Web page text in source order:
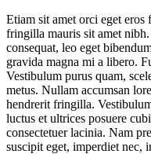
Etiam sit amet orci eget
fringilla mauris sit amet
consequat, leo eget
gravida magna mi a libero.
Vestibulum purus quam,
metus. Nullam accumsan
hendrerit fringilla.
luctus et ultrices posuere
consectetuer lacinia. Nam
suscipit eget, imperdiet nec,